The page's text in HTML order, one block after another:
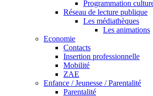
Programmation
Réseau de lecture publique
Les médiathèques
Les animations
Economie
Contacts
Insertion professionnelle
Mobilité
ZAE
Enfance / Jeunesse / Parentalité
Parentalité